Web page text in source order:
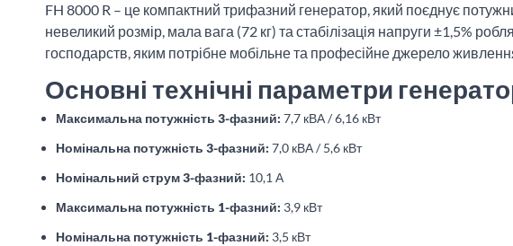
FH 8000 R – це компактний трифазний генератор, який поєднує
невеликий розмір, мала вага (72 кг) та стабілізація напруги ±1,5%
господарств, яким потрібне мобільне та професійне джерело
Основні технічні параметри
Максимальна потужність 3-фазний: 7,7 кВА / 6,16 кВт
Номінальна потужність 3-фазний: 7,0 кВА / 5,6 кВт
Номінальний струм 3-фазний: 10,1 А
Максимальна потужність 1-фазний: 3,9 кВт
Номінальна потужність 1-фазний: 3,5 кВт